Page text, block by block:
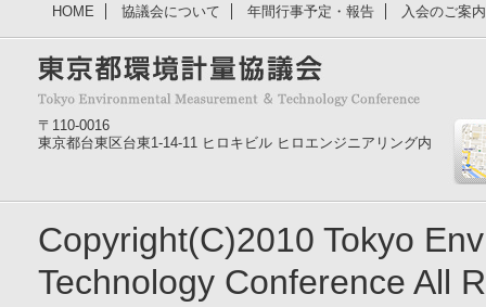
HOME 協議会について 年間行事予定・報告 入会のご案
〒110-0016
東京都台東区台東1-14-11 ヒロキビル ヒロエンジニアリング内
Copyright(C)2010 Tokyo
Technology Conference All